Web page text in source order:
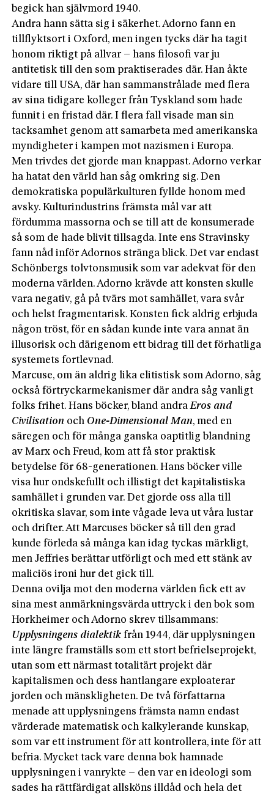
begick han självmord 1940.
Andra hann sätta sig i säkerhet. Adorno fann en
tillflyktsort i Oxford, men ingen tycks där ha tagit
honom riktigt på allvar – hans filosofi var ju
antitetisk till den som praktiserades där. Han åkte
vidare till USA, där han sammanstrålade med flera
av sina tidigare kolleger från Tyskland som hade
funnit i en fristad där. I flera fall visade man sin
tacksamhet genom att samarbeta med amerikanska
myndigheter i kampen mot nazismen i Europa.
Men trivdes det gjorde man knappast. Adorno verkar
ha hatat den värld han såg omkring sig. Den
demokratiska populärkulturen fyllde honom med
avsky. Kulturindustrins främsta mål var att
fördumma massorna och se till att de konsumerade
så som de hade blivit tillsagda. Inte ens Stravinsky
fann nåd inför Adornos stränga blick. Det var endast
Schönbergs tolvtonsmusik som var adekvat för den
moderna världen. Adorno krävde att konsten skulle
vara negativ, gå på tvärs mot samhället, vara svår
och helst fragmentarisk. Konsten fick aldrig erbjuda
någon tröst, för en sådan kunde inte vara annat än
illusorisk och därigenom ett bidrag till det förhatliga
systemets fortlevnad.
Marcuse, om än aldrig lika elitistisk som Adorno, såg
också förtryckarmekanismer där andra såg vanligt
folks frihet. Hans böcker, bland andraEros and
Civilisation och One-Dimensional Man, med en
säregen och för många ganska oaptitlig blandning
av Marx och Freud, kom att få stor praktisk
betydelse för 68-generationen. Hans böcker ville
visa hur ondskefullt och illistigt det kapitalistiska
samhället i grunden var. Det gjorde oss alla till
okritiska slavar, som inte vågade leva ut våra lustar
och drifter. Att Marcuses böcker så till den grad
kunde förleda så många kan idag tyckas märkligt,
men Jeffries berättar utförligt och med ett stänk av
maliciös ironi hur det gick till.
Denna ovilja mot den moderna världen fick ett av
sina mest anmärkningsvärda uttryck i den bok som
Horkheimer och Adorno skrev tillsammans:
Upplysningens dialektik från 1944, där upplysningen
inte längre framställs som ett stort befrielseprojekt,
utan som ett närmast totalitärt projekt där
kapitalismen och dess hantlangare exploaterar
jorden och mänskligheten. De två författarna
menade att upplysningens främsta namn endast
värderade matematisk och kalkylerande kunskap,
som var ett instrument för att kontrollera, inte för att
befria. Mycket tack vare denna bok hamnade
upplysningen i vanrykte – den var en ideologi som
sades ha rättfärdigat allsköns illdåd och hela det